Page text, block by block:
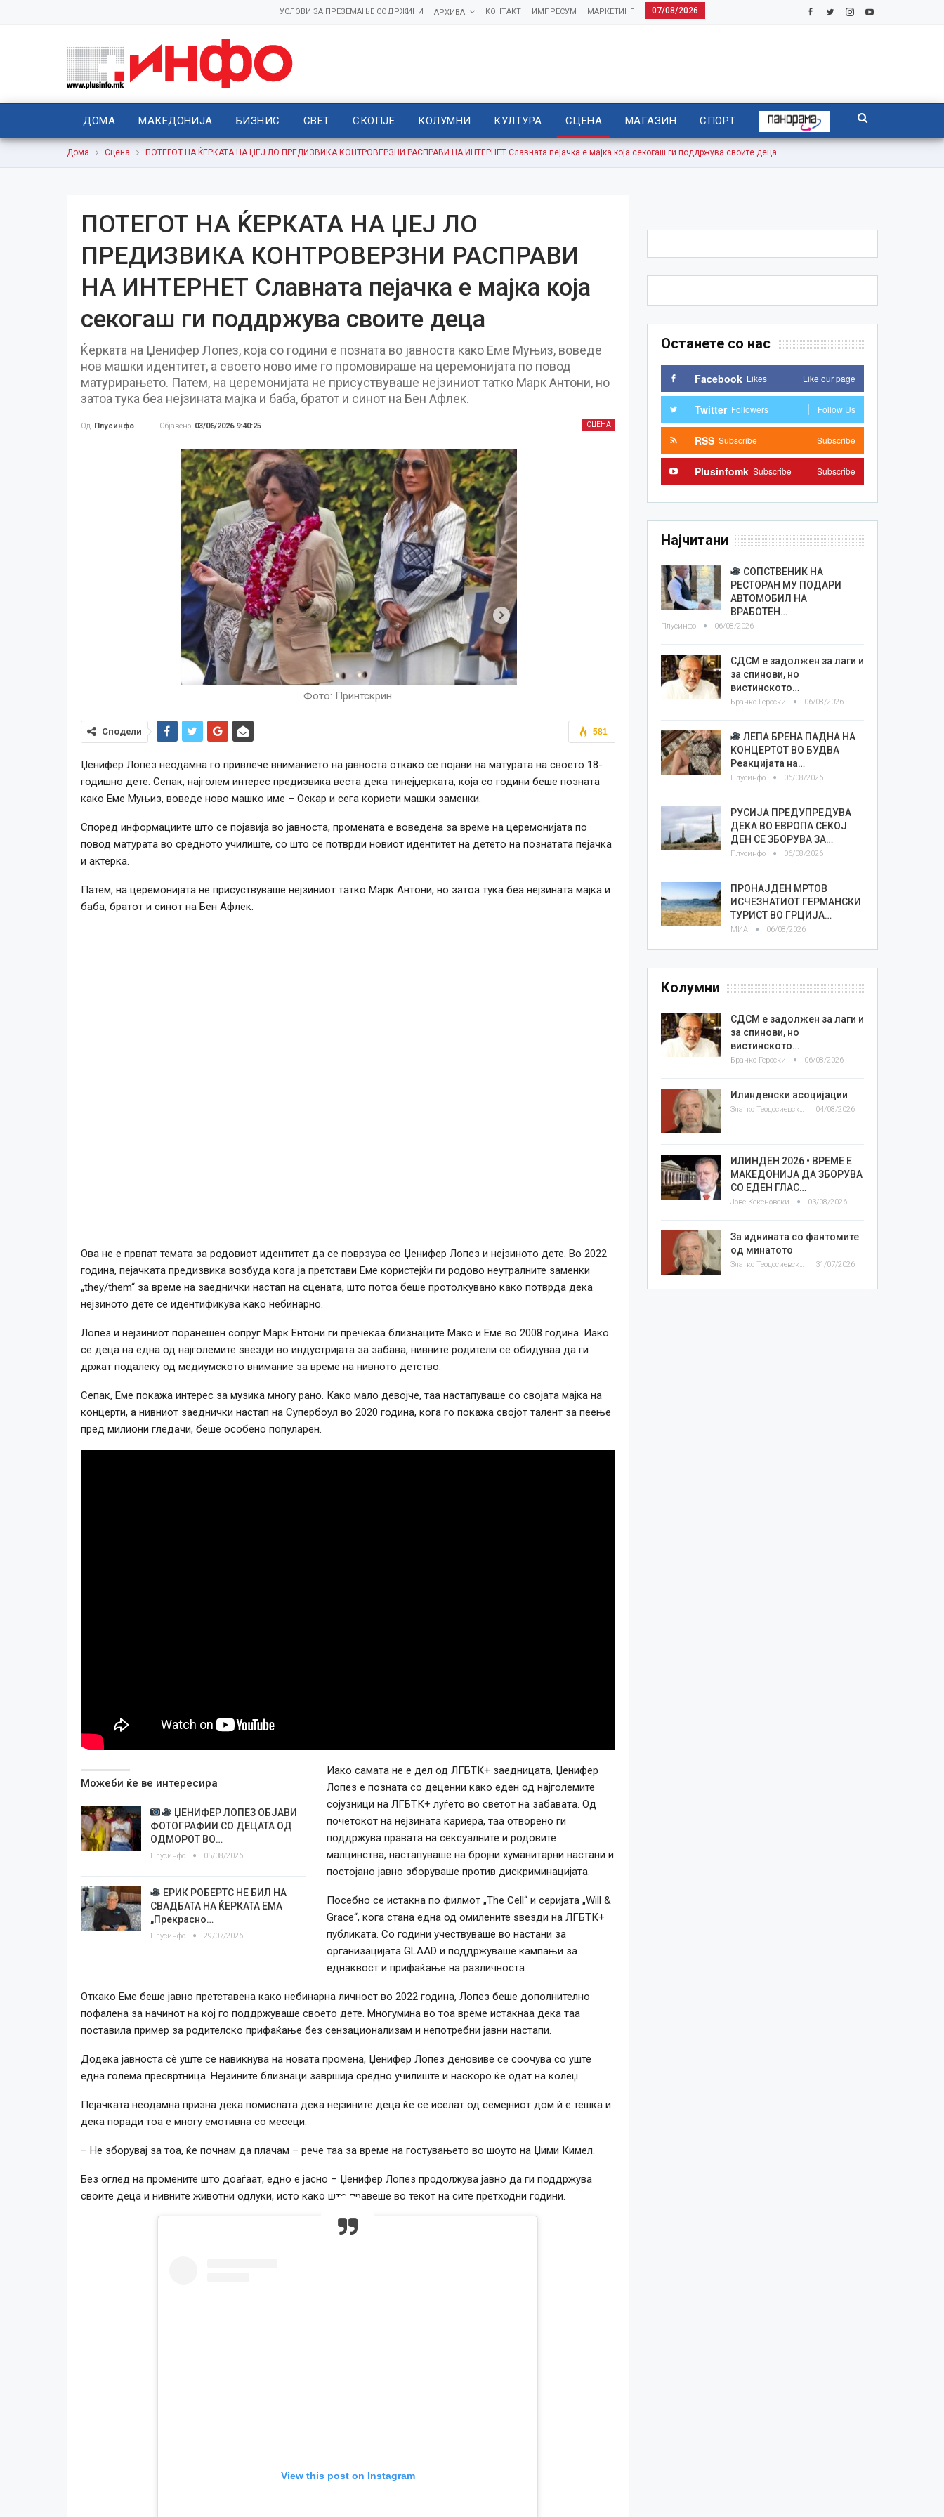
07/08/2026
МАРКЕТИНГ
ИМПРЕСУМ
КОНТАКТ
АРХИВА
УСЛОВИ ЗА ПРЕЗЕМАЊЕ СОДРЖИНИ
ДОМА МАКЕДОНИЈА БИЗНИС СВЕТ СКОПЈЕ КОЛУМНИ КУЛТУРА СЦЕНА МАГАЗИН СПОРТ
Дома Сцена ПОТЕГОТ НА ЌЕРКАТА НА ЏЕЈ ЛО ПРЕДИЗВИКА КОНТРОВЕРЗНИ РАСПРАВИ НА ИНТЕРНЕТ Славната пејачка е мајка која секогаш ги поддржува своите деца
ПОТЕГОТ НА ЌЕРКАТА НА ЏЕЈ ЛО
ПРЕДИЗВИКА КОНТРОВЕРЗНИ РАСПРАВИ
НА ИНТЕРНЕТ Славната пејачка е мајка која
секогаш ги поддржува своите деца
Ќерката на Џенифер Лопез, која со години е позната во јавноста како Еме Муњиз, воведе
нов машки идентитет, а своето ново име го промовираше на церемонијата по повод
матурирањето. Патем, на церемонијата не присуствуваше нејзиниот татко Марк Антони, но
затоа тука беа нејзината мајка и баба, братот и синот на Бен Афлек.
СЦЕНА
Од Плусинфо Објавено 03/06/2026 9:40:25
Фото: Принтскрин
581
Сподели
Џенифер Лопез неодамна го привлече вниманието на јавноста откако се појави на матурата на своето 18-
годишно дете. Сепак, најголем интерес предизвика веста дека тинејџерката, која со години беше позната
како Еме Муњиз, воведе ново машко име – Оскар и сега користи машки заменки.
Според информациите што се појавија во јавноста, промената е воведена за време на церемонијата по
повод матурата во средното училиште, со што се потврди новиот идентитет на детето на познатата пејачка
и актерка.
Патем, на церемонијата не присуствуваше нејзиниот татко Марк Антони, но затоа тука беа нејзината мајка и
баба, братот и синот на Бен Афлек.
Ова не е првпат темата за родовиот идентитет да се поврзува со Џенифер Лопез и нејзиното дете. Во 2022
година, пејачката предизвика возбуда кога ја претстави Еме користејќи ги родово неутралните заменки
„they/them“ за време на заеднички настап на сцената, што потоа беше протолкувано како потврда дека
нејзиното дете се идентификува како небинарно.
Лопез и нејзиниот поранешен сопруг Марк Ентони ги пречекаа близнаците Макс и Еме во 2008 година. Иако
се деца на една од најголемите ѕвезди во индустријата за забава, нивните родители се обидуваа да ги
држат подалеку од медиумското внимание за време на нивното детство.
Сепак, Еме покажа интерес за музика многу рано. Како мало девојче, таа настапуваше со својата мајка на
концерти, а нивниот заеднички настап на Супербоул во 2020 година, кога го покажа својот талент за пеење
пред милиони гледачи, беше особено популарен.
Можеби ќе ве интересира
ЏЕНИФЕР ЛОПЕЗ ОБЈАВИ
ФОТОГРАФИИ СО ДЕЦАТА ОД
ОДМОРОТ ВО…
Плусинфо 05/08/2026
ЕРИК РОБЕРТС НЕ БИЛ НА
СВАДБАТА НА ЌЕРКАТА ЕМА
„Прекрасно…
Плусинфо 29/07/2026
Иако самата не е дел од ЛГБТК+ заедницата, Џенифер
Лопез е позната со децении како еден од најголемите
сојузници на ЛГБТК+ луѓето во светот на забавата. Од
почетокот на нејзината кариера, таа отворено ги
поддржува правата на сексуалните и родовите
малцинства, настапуваше на бројни хуманитарни настани и
постојано јавно зборуваше против дискриминацијата.
Посебно се истакна по филмот „The Cell“ и серијата „Will &
Grace“, кога стана една од омилените ѕвезди на ЛГБТК+
публиката. Со години учествуваше во настани за
организацијата GLAAD и поддржуваше кампањи за
еднаквост и прифаќање на различноста.
Откако Еме беше јавно претставена како небинарна личност во 2022 година, Лопез беше дополнително
пофалена за начинот на кој го поддржуваше своето дете. Многумина во тоа време истакнаа дека таа
поставила пример за родителско прифаќање без сензационализам и непотребни јавни настапи.
Додека јавноста сè уште се навикнува на новата промена, Џенифер Лопез деновиве се соочува со уште
една голема пресвртница. Нејзините близнаци завршија средно училиште и наскоро ќе одат на колеџ.
Пејачката неодамна призна дека помислата дека нејзините деца ќе се иселат од семејниот дом ѝ е тешка и
дека поради тоа е многу емотивна со месеци.
– Не зборувај за тоа, ќе почнам да плачам – рече таа за време на гостувањето во шоуто на Џими Кимел.
Без оглед на промените што доаѓаат, едно е јасно – Џенифер Лопез продолжува јавно да ги поддржува
своите деца и нивните животни одлуки, исто како што правеше во текот на сите претходни години.
View this post on Instagram
Останете со нас
Facebook Likes Like our page
Twitter Followers Follow Us
RSS Subscribe Subscribe
Plusinfomk Subscribe Subscribe
Најчитани
СОПСТВЕНИК НА
РЕСТОРАН МУ ПОДАРИ
АВТОМОБИЛ НА
ВРАБОТЕН…
Плусинфо 06/08/2026
СДСМ е задолжен за лаги и
за спинови, но
вистинското…
Бранко Героски 06/08/2026
ЛЕПА БРЕНА ПАДНА НА
КОНЦЕРТОТ ВО БУДВА
Реакцијата на…
Плусинфо 06/08/2026
РУСИЈА ПРЕДУПРЕДУВА
ДЕКА ВО ЕВРОПА СЕКОЈ
ДЕН СЕ ЗБОРУВА ЗА…
Плусинфо 06/08/2026
ПРОНАЈДЕН МРТОВ
ИСЧЕЗНАТИОТ ГЕРМАНСКИ
ТУРИСТ ВО ГРЦИЈА…
МИА 06/08/2026
Колумни
СДСМ е задолжен за лаги и
за спинови, но
вистинското…
Бранко Героски 06/08/2026
Илинденски асоцијации
Златко Теодосиевски 04/08/2026
ИЛИНДЕН 2026 • ВРЕМЕ Е
МАКЕДОНИЈА ДА ЗБОРУВА
СО ЕДЕН ГЛАС…
Јове Кекеновски 03/08/2026
За иднината со фантомите
од минатото
Златко Теодосиевски 31/07/2026